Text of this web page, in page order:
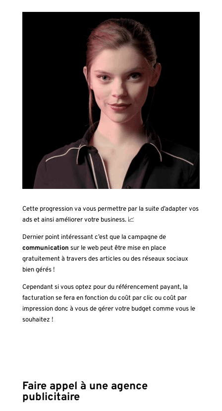
Cette progression va vous permettre par la suite d’adapter vos
ads et ainsi améliorer votre business. 📈
Dernier point intéressant c’est que la campagne de
communication sur le web peut être mise en place
gratuitement à travers des articles ou des réseaux sociaux
bien gérés !
Cependant si vous optez pour du référencement payant, la
facturation se fera en fonction du coût par clic ou coût par
impression donc à vous de gérer votre budget comme vous le
souhaitez !
Faire appel à une agence
publicitaire